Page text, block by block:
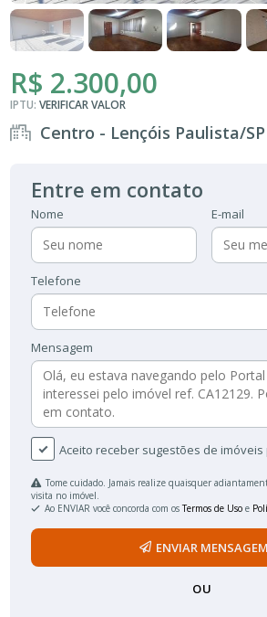
R$ 2.300,00
IPTU:VERIFICAR VALOR
Centro - Lençóis Paulista/SP
Entre em contato
Nome E-mail
Telefone
Mensagem
Aceito receber sugestões de imóveis
Tome cuidado. Jamais realize quaisquer
visita no imóvel.
Ao ENVIAR você concorda com osTermos de Uso e
ENVIAR MENSAGEM
OU